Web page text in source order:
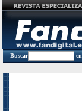
Buscar en